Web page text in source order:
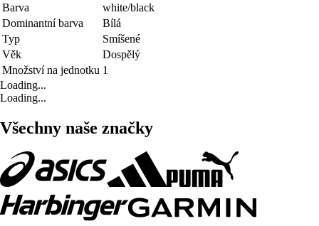
Barva
white/black
Dominantní barva
Bílá
Typ
Smíšené
Věk
Dospělý
Množství na jednotku 1
Loading...
Loading...
Všechny naše značky